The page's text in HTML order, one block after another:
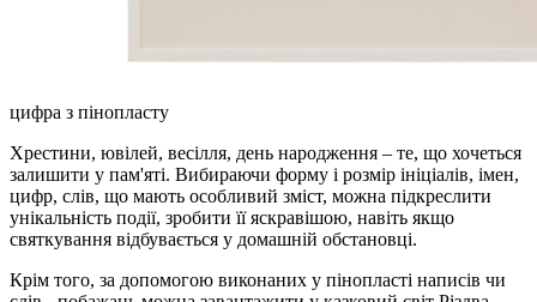
цифра з пінопласту
Хрестини, ювілей, весілля, день народження – те, що хочеться
залишити у пам'яті. Вибираючи форму і розмір ініціалів, імен,
цифр, слів, що мають особливий зміст, можна підкреслити
унікальність події, зробити її яскравішою, навіть якщо
святкування відбувається у домашній обстановці.
Крім того, за допомогою виконаних у пінопласті написів чи